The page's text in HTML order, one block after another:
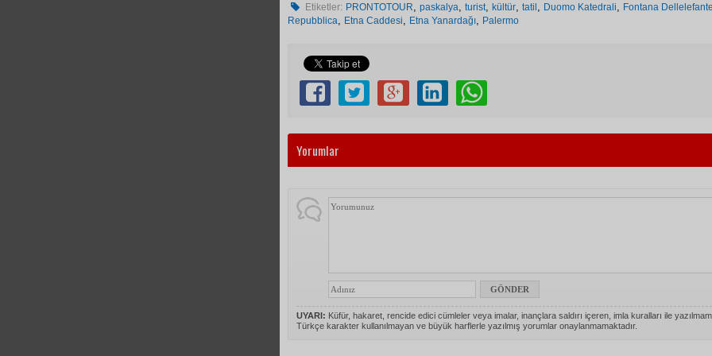
Etiketler: PRONTOTOUR,paskalya,turist,kültür,tatil , Duomo Katedrali, Fontana Dellelefante
Repubblica, Etna Caddesi, Etna Yanardağı, Palermo
Yorumlar
UYARI: Küfür, hakaret, rencide edici cümleler veya imalar, inançlara saldırı içeren, imla kuralları ile
Türkçe karakter kullanılmayan ve büyük harflerle yazılmış yorumlar onaylanmamaktadır.